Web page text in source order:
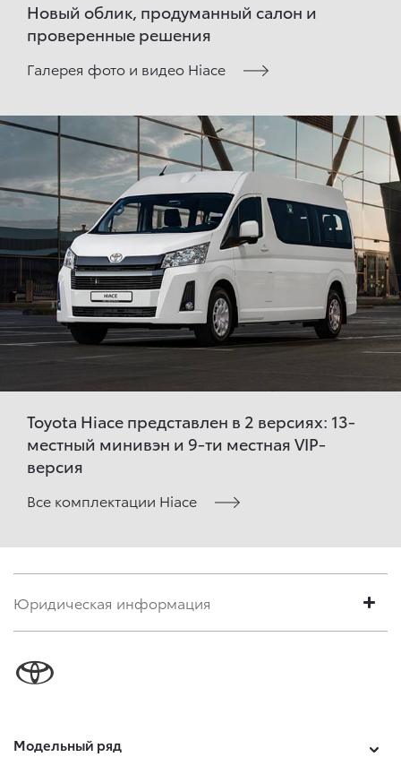
Новый облик, продуманный салон и
проверенные решения
Галерея фото и видео Hiace
Toyota Hiace представлен в 2 версиях: 13-
местный минивэн и 9-ти местная VIP-
версия
Все комплектации Hiace
Юридическая информация
Модельный ряд